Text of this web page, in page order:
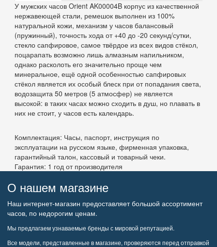
У мужских часов Orient AK00004B корпус из качественной
нержавеющей стали, ремешок выполнен из 100%
натуральной кожи, механизм у часов балансовый
(пружинный), точность хода от +40 до -20 секунд/сутки,
стекло сапфировое, самое твёрдое из всех видов стёкол,
поцарапать возможно лишь алмазным напильником,
однако расколоть его значительно проще чем
минеральное, ещё одной особенностью сапфировых
стёкол является их особый блеск при от попадания света,
водозащита 50 метров (5 атмосфер) не является
высокой: в таких часах можно сходить в душ, но плавать в
них не стоит, у часов есть календарь.
Комплектация: Часы, паспорт, инструкция по
эксплуатации на русском языке, фирменная упаковка,
гарантийный талон, кассовый и товарный чеки.
Гарантия: 1 год от производителя
О нашем магазине
Наш интернет-магазин предоставляет большой ассортимент
часов, по недорогим ценам.
Мы предлагаем узнаваемые бренды с мировой репутацией.
Все модели, представленные в магазине, проверяются перед отправкой